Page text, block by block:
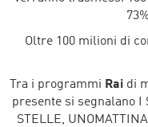
Oltre 100 milioni di
Tra i programmi Raidi
presente si segnalano I
STELLE,